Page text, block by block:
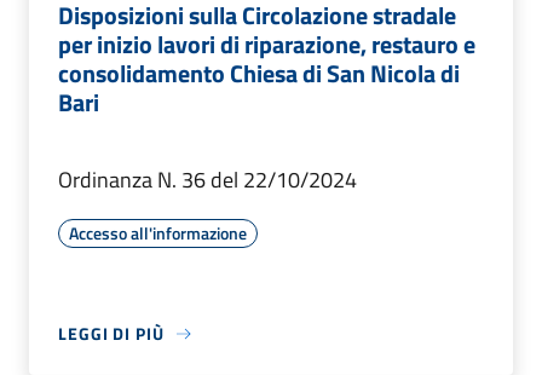
Disposizioni sulla Circolazione stradale
per inizio lavori di riparazione, restauro e
consolidamento Chiesa di San Nicola di
Bari
Ordinanza N. 36 del 22/10/2024
Accesso all'informazione
LEGGI DI PIÙ